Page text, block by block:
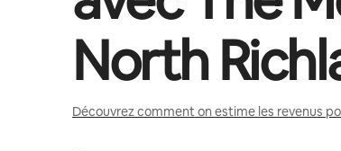
North
Découvrez comment on estime les revenus